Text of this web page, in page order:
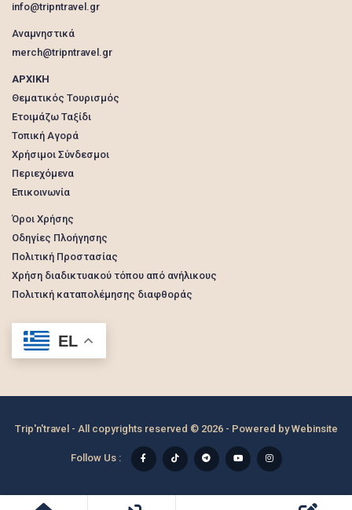
info@tripntravel.gr
Αναμνηστικά
merch@tripntravel.gr
ΑΡΧΙΚΗ
Θεματικός Τουρισμός
Ετοιμάζω Ταξίδι
Τοπική Αγορά
Χρήσιμοι Σύνδεσμοι
Περιεχόμενα
Επικοινωνία
Όροι Χρήσης
Οδηγίες Πλοήγησης
Πολιτική Προστασίας
Χρήση διαδικτυακού τόπου από ανήλικους
Πολιτική καταπολέμησης διαφθοράς
EL
Trip'n'travel - All copyrights reserved © 2026 - Powered byWebinsite
Follow Us :